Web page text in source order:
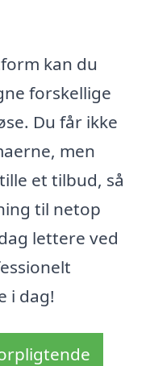
kan du
forskellige
Du får ikke
men
et tilbud, så
til netop
lettere ved
i dag!